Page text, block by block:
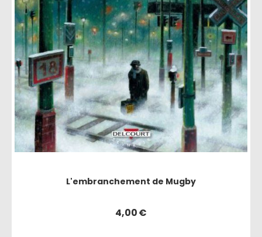
L'embranchement de Mugby
4,00€